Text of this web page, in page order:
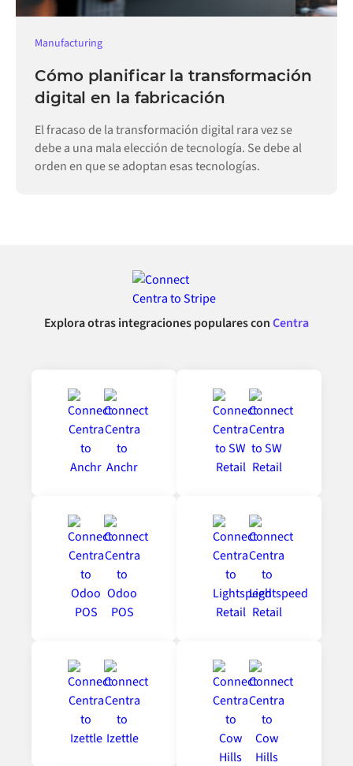
Manufacturing
Cómo planificar la transformación
digital en la fabricación
El fracaso de la transformación digital rara vez se
debe a una mala elección de tecnología. Se debe al
orden en que se adoptan esas tecnologías.
Explora otras integraciones populares conCentra